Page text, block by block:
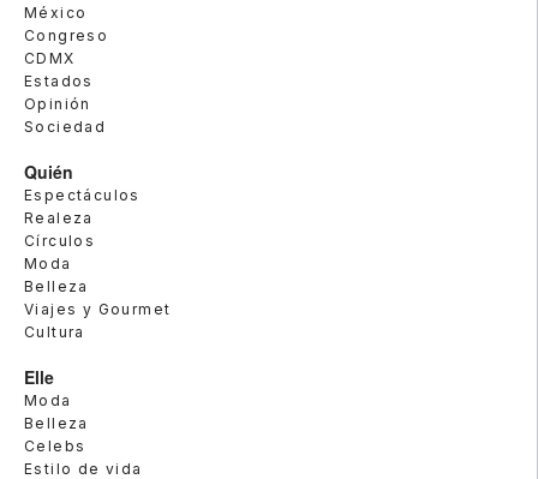
México
Congreso
CDMX
Estados
Opinión
Sociedad
Quién
Espectáculos
Realeza
Círculos
Moda
Belleza
Viajes y Gourmet
Cultura
Elle
Moda
Belleza
Celebs
Estilo de vida